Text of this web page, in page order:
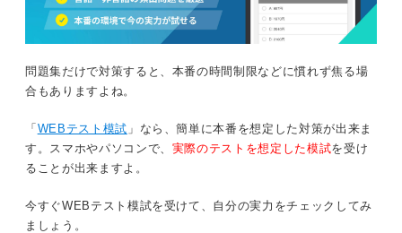
問題集だけで対策すると、本番の時間制限などに慣れず焦る場
合もありますよね。
「 WEBテスト模試 」なら、簡単に本番を想定した対策が出来ま
す。スマホやパソコンで、 実際のテストを想定した模試を受け
ることが出来ますよ。
今すぐWEBテスト模試を受けて、自分の実力をチェックしてみ
ましょう。